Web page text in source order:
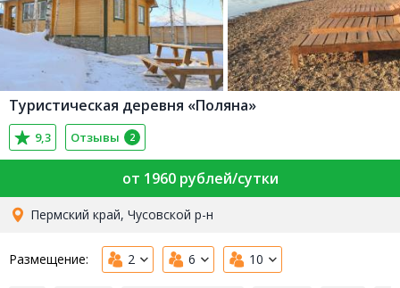
Туристическая деревня «Поляна»
9,3 Отзывы 2
от 1960 рублей/сутки
Пермский край, Чусовской р-н
Размещение: 2 6 10